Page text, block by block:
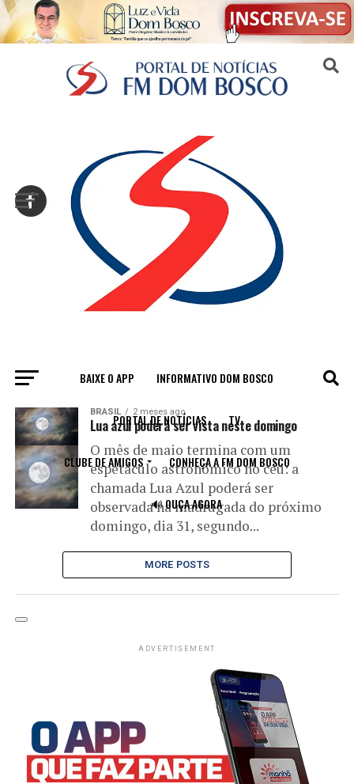
BAIXE O APP INFORMATIVO DOM BOSCO
PORTAL DE NOTÍCIAS TV
CLUBE DE AMIGOS CONHEÇA A FM DOM BOSCO
🔊 OUÇA AGORA
All posts tagged "astronomia"
BRASIL 2 meses ago
Lua azul poderá ser vista neste domingo
O mês de maio termina com um
espetáculo astronômico no céu: a
chamada Lua Azul poderá ser
observada na madrugada do próximo
domingo, dia 31, segundo...
MORE POSTS
ADVERTISEMENT
Sair da versão mobile